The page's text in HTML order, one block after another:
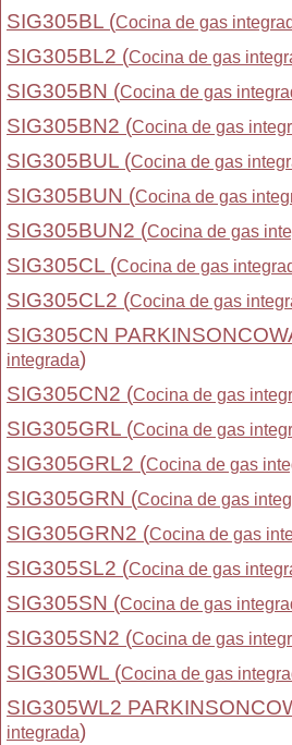
SIG305BL (Cocina de gas
SIG305BL2 (Cocina de gas
SIG305BN (Cocina de gas
SIG305BN2 (Cocina de gas
SIG305BUL (Cocina de gas
SIG305BUN (Cocina de gas
SIG305BUN2 (Cocina de gas
SIG305CL (Cocina de gas
SIG305CL2 (Cocina de gas
SIG305CN
integrada)
SIG305CN2 (Cocina de gas
SIG305GRL (Cocina de gas
SIG305GRL2 (Cocina de gas
SIG305GRN (Cocina de gas
SIG305GRN2 (Cocina de gas
SIG305SL2 (Cocina de gas
SIG305SN (Cocina de gas
SIG305SN2 (Cocina de gas
SIG305WL (Cocina de gas
SIG305WL2
integrada)